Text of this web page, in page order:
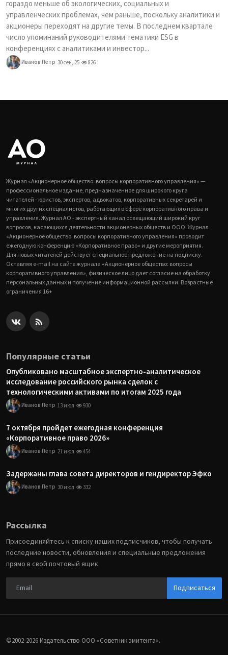
гораздо меньше об экологических, социальных и
управленческих проблемах, чем раньше, поскольку аналитики и
акционеры переходят на другие темы. В последнем квартале
число упоминаний руководителями тематики ESG в
конференциях с аналитиками и инвестор...
Иванов Петр 30 сен, 25 826
Журнал «Акционерное общество: вопросы корпоративного управления» —
профессиональное издание, предназначенное для широкого круга
читателей - юристов, экспертов, адвокатов, корпоративных секретарей и
многих других специалистов, работающих в сфере корпоративного права и
управления. Журнал АО - экспертный канал освещающий широкий круг
вопросов, касающихся деятельности акционерных обществ и ООО. Журнал
«Акционерное общество: вопросы корпоративного управления» проводит
ежегодную конференцию «Корпоративное право» и другие мероприятия.
Для новых читателей действует специальное предложение на подписку.
Оставляя e-mail на сайте журнала «Акционерное общество: вопросы
корпоративного управления», физическое лицо дает согласие на обработку
персональных данных и получение информационной рассылки. Возрастные
ограничения 16+
Популярные статьи
Опубликовано масштабное экспертно-аналитическое
исследование российского рынка сделок с
технологическими активами по итогам 2025 года
Иванов Петр 13 июл 930
7 октября пройдет ежегодная конференция
«Корпоративное право 2026»
Иванов Петр 21 июл 454
Задержаны глава совета директоров и гендиректор Эфко
Иванов Петр 30 июл 332
Рассылка
Присоединяйтесь к списку наших подписчиков, чтобы получать
последние новости, обновления и специальные предложения
прямо в свой почтовый ящик
Подписаться
©2002-2026 Издательство ООО «‎Советник эмитента».